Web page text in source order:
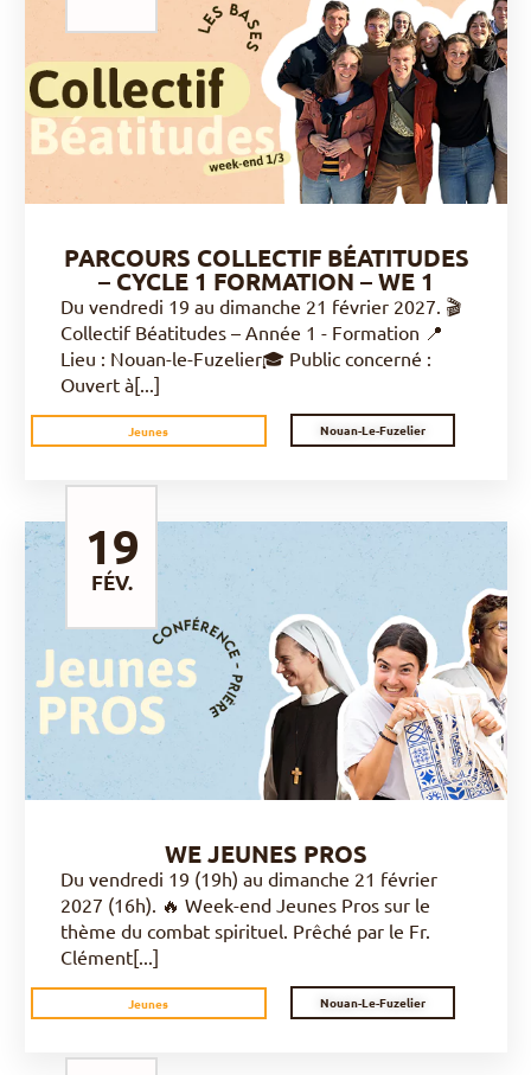
DÉCOUVRIR
PARCOURS COLLECTIF BÉATITUDES
– CYCLE 1 FORMATION – WE 1
Du vendredi 19 au dimanche 21 février 2027. 🎬
Collectif Béatitudes – Année 1 - Formation 📍
Lieu : Nouan-le-Fuzelier🎓 Public concerné :
Ouvert à[...]
Jeunes Nouan-Le-Fuzelier
FÉV.
DÉCOUVRIR
WE JEUNES PROS
Du vendredi 19 (19h) au dimanche 21 février
2027 (16h). 🔥 Week-end Jeunes Pros sur le
thème du combat spirituel. Prêché par le Fr.
Clément[...]
Jeunes Nouan-Le-Fuzelier
19